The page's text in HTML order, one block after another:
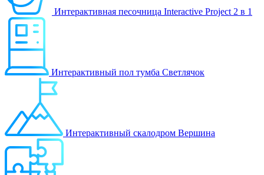
Интерактивная песочница Interactive Project 2 в 1
Интерактивный пол тумба Светлячок
Интерактивный скалодром Вершина